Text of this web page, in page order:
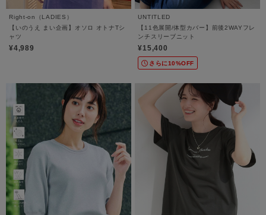
Right-on（LADIES）
【いのうえ まい企画】オソロ オトナTシ
ャツ
¥4,989
UNTITLED
【11色展開/体型カバー】前後2WAYフレ
ンチスリーブニット
¥15,400
さらに10%OFF